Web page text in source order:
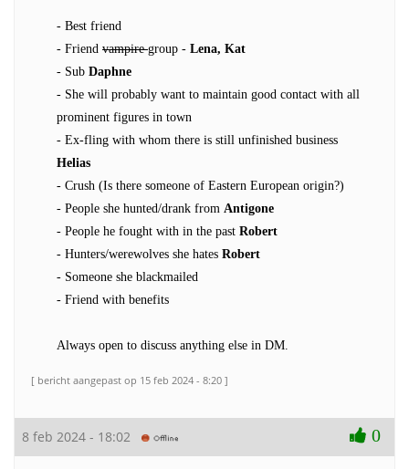
- Best friend
- Friend vampiregroup - Lena, Kat
- Sub Daphne
- She will probably want to maintain good contact with all
prominent figures in town
- Ex-fling with whom there is still unfinished business
Helias
- Crush (Is there someone of Eastern European origin?)
- People she hunted/drank from Antigone
- People he fought with in the past Robert
- Hunters/werewolves she hates Robert
- Someone she blackmailed
- Friend with benefits
Always open to discuss anything else in DM.
[ bericht aangepast op 15 feb 2024 - 8:20 ]
8 feb 2024 - 18:02 0